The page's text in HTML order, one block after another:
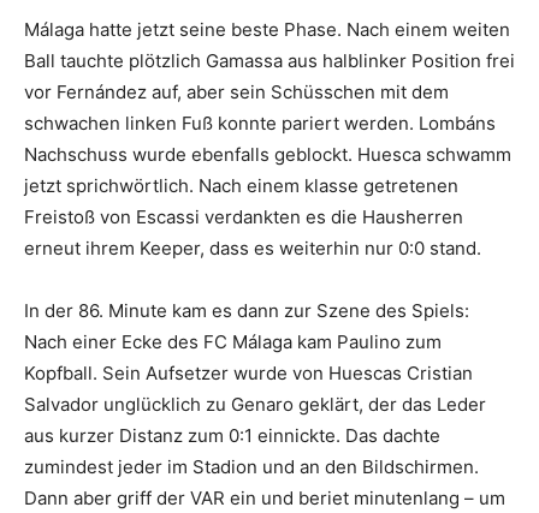
Málaga hatte jetzt seine beste Phase. Nach einem weiten
Ball tauchte plötzlich Gamassa aus halblinker Position frei
vor Fernández auf, aber sein Schüsschen mit dem
schwachen linken Fuß konnte pariert werden. Lombáns
Nachschuss wurde ebenfalls geblockt. Huesca schwamm
jetzt sprichwörtlich. Nach einem klasse getretenen
Freistoß von Escassi verdankten es die Hausherren
erneut ihrem Keeper, dass es weiterhin nur 0:0 stand.
In der 86. Minute kam es dann zur Szene des Spiels:
Nach einer Ecke des FC Málaga kam Paulino zum
Kopfball. Sein Aufsetzer wurde von Huescas Cristian
Salvador unglücklich zu Genaro geklärt, der das Leder
aus kurzer Distanz zum 0:1 einnickte. Das dachte
zumindest jeder im Stadion und an den Bildschirmen.
Dann aber griff der VAR ein und beriet minutenlang – um